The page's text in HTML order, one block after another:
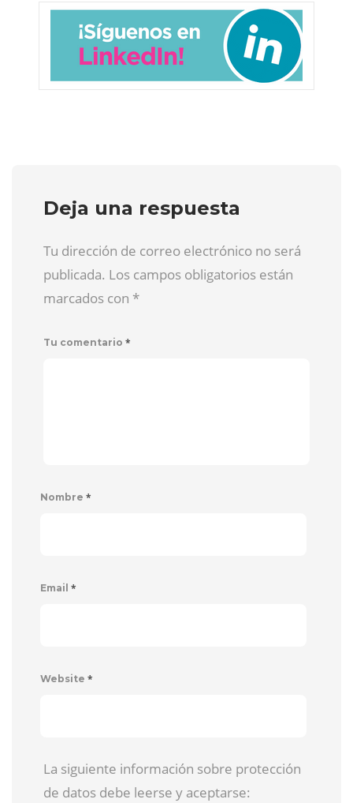
Deja una respuesta
Tu dirección de correo electrónico no será
publicada. Los campos obligatorios están
marcados con *
Tu comentario *
Nombre *
Email *
Website *
La siguiente información sobre protección
de datos debe leerse y aceptarse: